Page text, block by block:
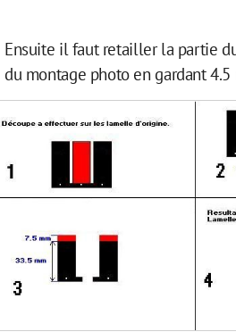
Ensuite il faut retailler la partie
du montage photo en gardant